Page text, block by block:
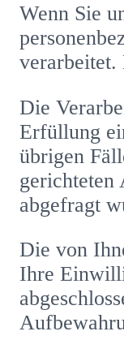
Wenn Sie
Die
Erfüllung
übrigen
abgefragt
Die von
Ihre